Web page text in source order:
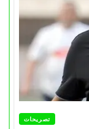
تصريحات